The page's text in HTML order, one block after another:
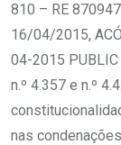
810 – RE
16/04/2015,
04-2015
n.º 4.357 e n.º
nas